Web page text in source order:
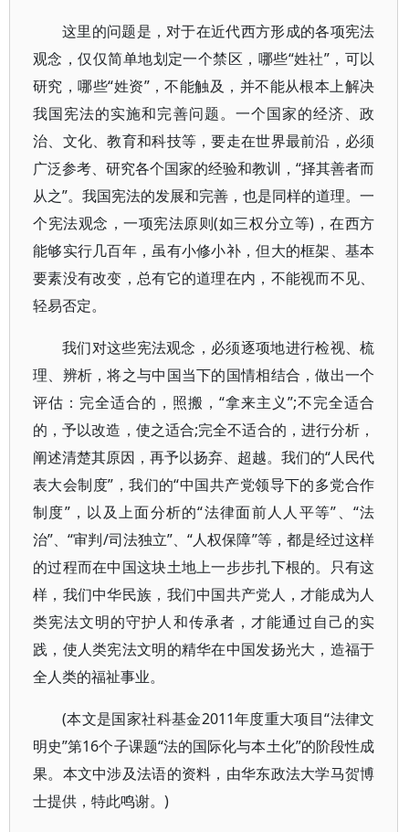
这里的问题是，对于在近代西方形成的各项宪法
观念，仅仅简单地划定一个禁区，哪些“姓社”，可以
研究，哪些“姓资”，不能触及，并不能从根本上解决
我国宪法的实施和完善问题。一个国家的经济、政
治、文化、教育和科技等，要走在世界最前沿，必须
广泛参考、研究各个国家的经验和教训，“择其善者而
从之”。我国宪法的发展和完善，也是同样的道理。一
个宪法观念，一项宪法原则(如三权分立等)，在西方
能够实行几百年，虽有小修小补，但大的框架、基本
要素没有改变，总有它的道理在内，不能视而不见、
轻易否定。
我们对这些宪法观念，必须逐项地进行检视、梳
理、辨析，将之与中国当下的国情相结合，做出一个
评估：完全适合的，照搬，“拿来主义”;不完全适合
的，予以改造，使之适合;完全不适合的，进行分析，
阐述清楚其原因，再予以扬弃、超越。我们的“人民代
表大会制度”，我们的“中国共产党领导下的多党合作
制度”，以及上面分析的“法律面前人人平等”、“法
治”、“审判/司法独立”、“人权保障”等，都是经过这样
的过程而在中国这块土地上一步步扎下根的。只有这
样，我们中华民族，我们中国共产党人，才能成为人
类宪法文明的守护人和传承者，才能通过自己的实
践，使人类宪法文明的精华在中国发扬光大，造福于
全人类的福祉事业。
(本文是国家社科基金2011年度重大项目“法律文
明史”第16个子课题“法的国际化与本土化”的阶段性成
果。本文中涉及法语的资料，由华东政法大学马贺博
士提供，特此鸣谢。)